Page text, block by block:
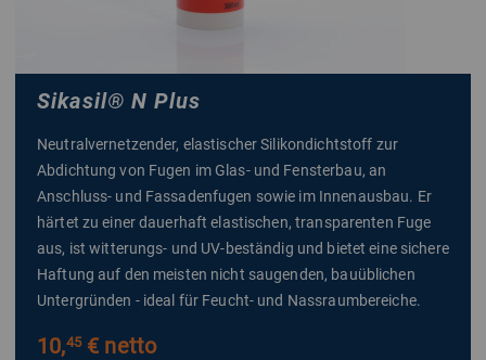
Sikasil® N Plus
Neutralvernetzender, elastischer Silikondichtstoff zur
Abdichtung von Fugen im Glas- und Fensterbau, an
Anschluss- und Fassadenfugen sowie im Innenausbau. Er
härtet zu einer dauerhaft elastischen, transparenten Fuge
aus, ist witterungs- und UV-beständig und bietet eine sichere
Haftung auf den meisten nicht saugenden, bauüblichen
Untergründen - ideal für Feucht- und Nassraumbereiche.
10,45€ netto